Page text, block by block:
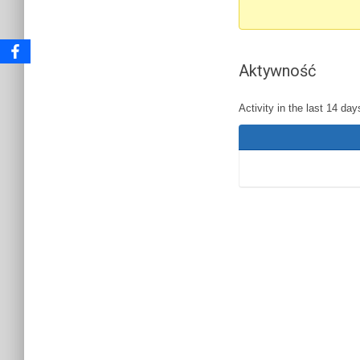
jesteś
Aktywność
Activity in the last 14